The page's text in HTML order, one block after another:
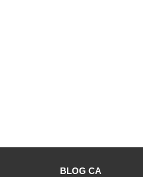
BLOG CA